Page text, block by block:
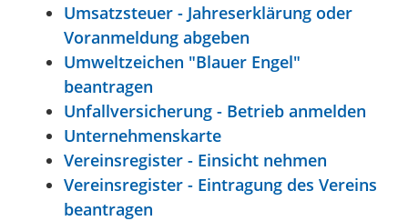
Umsatzsteuer - Jahreserklärung oder
Voranmeldung abgeben
Umweltzeichen "Blauer Engel"
beantragen
Unfallversicherung - Betrieb anmelden
Unternehmenskarte
Vereinsregister - Einsicht nehmen
Vereinsregister - Eintragung des Vereins
beantragen